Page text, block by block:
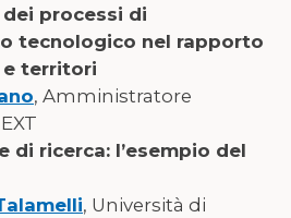
dei processi di
tecnologico nel rapporto
e territori
, Amministratore
di ricerca: l’esempio del
, Università di